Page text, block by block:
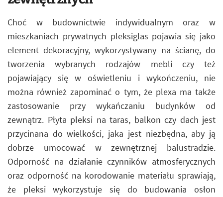
Choć w budownictwie indywidualnym oraz w
mieszkaniach prywatnych pleksiglas pojawia się jako
element dekoracyjny, wykorzystywany na ścianę, do
tworzenia wybranych rodzajów mebli czy też
pojawiający się w oświetleniu i wykończeniu, nie
można również zapominać o tym, że plexa ma także
zastosowanie przy wykańczaniu budynków od
zewnątrz. Płyta pleksi na taras, balkon czy dach jest
przycinana do wielkości, jaka jest niezbędna, aby ją
dobrze umocować w zewnętrznej balustradzie.
Odporność na działanie czynników atmosferycznych
oraz odporność na korodowanie materiału sprawiają,
że pleksi wykorzystuje się do budowania osłon